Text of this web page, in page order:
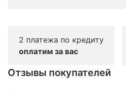
2 платежа по кредиту
оплатим за вас
Отзывы покупателей